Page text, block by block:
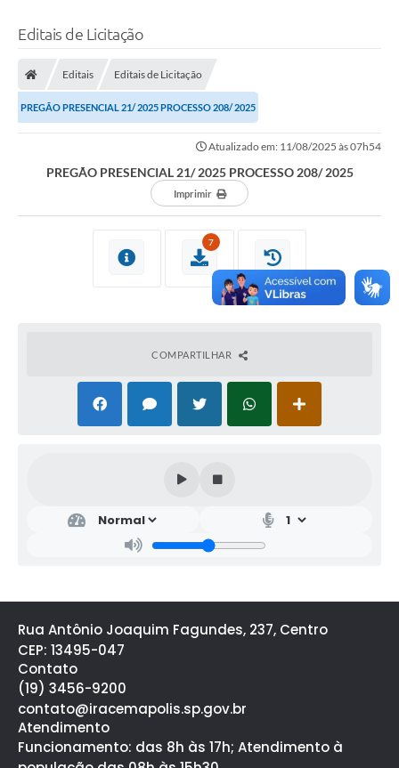
Editais de Licitação
Editais Editais de Licitação
PREGÃO PRESENCIAL 21/ 2025 PROCESSO 208/ 2025
Atualizado em: 11/08/2025 às 07h54
PREGÃO PRESENCIAL 21/ 2025 PROCESSO 208/ 2025
Imprimir
7
COMPARTILHAR
Rua Antônio Joaquim Fagundes, 237, Centro
CEP: 13495-047
Contato
(19) 3456-9200
contato@iracemapolis.sp.gov.br
Atendimento
Funcionamento: das 8h às 17h; Atendimento à